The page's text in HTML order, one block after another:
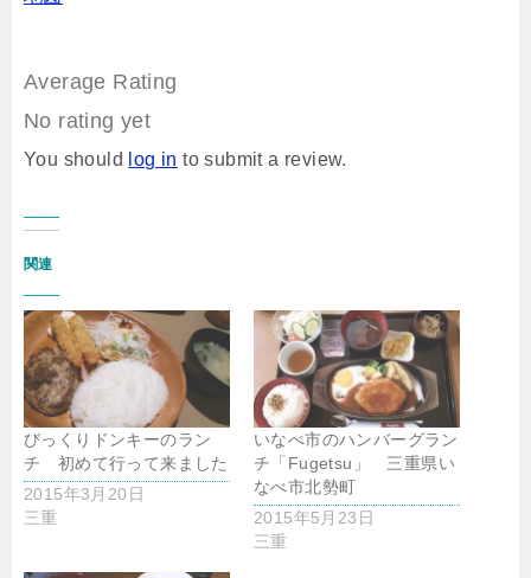
Average Rating
No rating yet
You should log in to submit a review.
関連
びっくりドンキーのラン
チ 初めて行って来ました
2015年3月20日
三重
いなべ市のハンバーグラン
チ「Fugetsu」 三重県い
なべ市北勢町
2015年5月23日
三重